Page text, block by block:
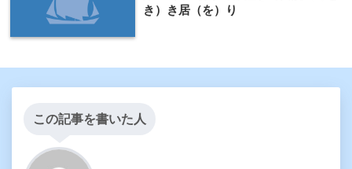
き）き居（を）り
この記事を書いた人